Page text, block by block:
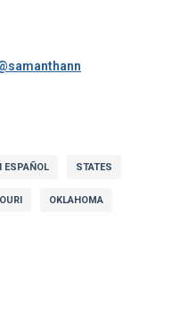
ESPAÑOL STATES
OKLAHOMA